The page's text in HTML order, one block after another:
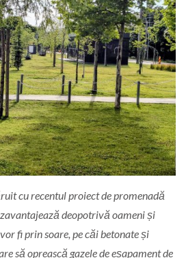
cu recentul proiect de promenadă
deopotrivă oameni și
fi prin soare, pe căi betonate și
să oprească gazele de eșapament de